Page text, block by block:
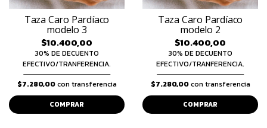
Taza Caro Pardíaco
modelo 3
$10.400,00
30% DE DECUENTO
EFECTIVO/TRANFERENCIA.
$7.280,00con transferencia
COMPRAR
Taza Caro Pardíaco
modelo 2
$10.400,00
30% DE DECUENTO
EFECTIVO/TRANFERENCIA.
$7.280,00con transferencia
COMPRAR